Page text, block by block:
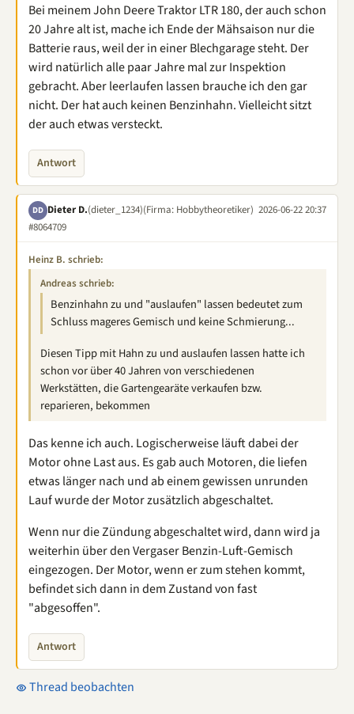
Bei meinem John Deere Traktor LTR 180, der auch schon
20 Jahre alt ist, mache ich Ende der Mähsaison nur die
Batterie raus, weil der in einer Blechgarage steht. Der
wird natürlich alle paar Jahre mal zur Inspektion
gebracht. Aber leerlaufen lassen brauche ich den gar
nicht. Der hat auch keinen Benzinhahn. Vielleicht sitzt
der auch etwas versteckt.
Antwort
DD Dieter D.(dieter_1234)(Firma: Hobbytheoretiker) 2026-06-22 20:37
#8064709
Heinz B. schrieb:
Andreas schrieb:
Benzinhahn zu und "auslaufen" lassen bedeutet zum
Schluss mageres Gemisch und keine Schmierung...
Diesen Tipp mit Hahn zu und auslaufen lassen hatte ich
schon vor über 40 Jahren von verschiedenen
Werkstätten, die Gartengearäte verkaufen bzw.
reparieren, bekommen
Das kenne ich auch. Logischerweise läuft dabei der
Motor ohne Last aus. Es gab auch Motoren, die liefen
etwas länger nach und ab einem gewissen unrunden
Lauf wurde der Motor zusätzlich abgeschaltet.
Wenn nur die Zündung abgeschaltet wird, dann wird ja
weiterhin über den Vergaser Benzin-Luft-Gemisch
eingezogen. Der Motor, wenn er zum stehen kommt,
befindet sich dann in dem Zustand von fast
"abgesoffen".
Antwort
Thread beobachten